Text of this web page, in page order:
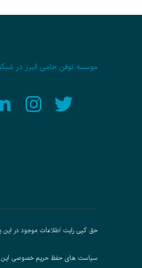
موسسه نوفن حامی البرز در
حق کپی رایت اطلاعات موجود در این
سیاست های حفظ حریم خصوصی